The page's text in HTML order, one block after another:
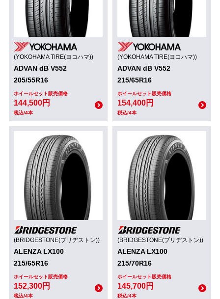
(YOKOHAMA TIRE(ヨコハマ))
ADVAN dB V552
205/55R16
ホイールセット販売価格
144,500円
税込/4本
(YOKOHAMA TIRE(ヨコハマ))
ADVAN dB V552
215/65R16
ホイールセット販売価格
154,400円
税込/4本
(BRIDGESTONE(ブリヂストン))
ALENZA LX100
215/65R16
ホイールセット販売価格
152,300円
税込/4本
(BRIDGESTONE(ブリヂストン))
ALENZA LX100
215/70R16
ホイールセット販売価格
145,700円
税込/4本